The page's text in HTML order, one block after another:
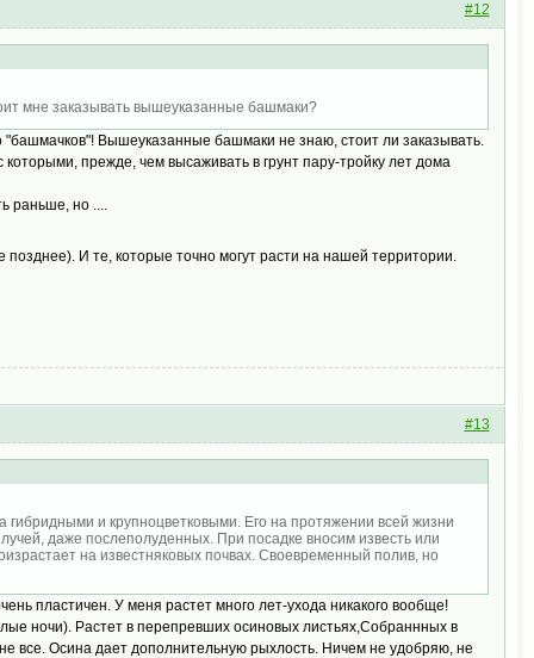
#12
мне заказывать вышеуказанные башмаки?
Вышеуказанные башмаки не знаю, стоит ли заказывать.
прежде, чем высаживать в грунт пару-тройку лет дома
раньше, но ....
И те, которые точно могут расти на нашей территории.
#13
и крупноцветковыми. Его на протяжении всей жизни
даже послеполуденных. При посадке вносим известь или
на известняковых почвах. Своевременный полив, но
пластичен. У меня растет много лет-ухода никакого вообще!
ночи). Растет в перепревших осиновых листьях,Собраннных в
все. Осина дает дополнительную рыхлость. Ничем не удобряю, не